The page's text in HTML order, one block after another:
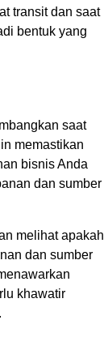
transit dan saat
bentuk yang
saat
memastikan
bisnis Anda
dan sumber
melihat apakah
dan sumber
khawatir